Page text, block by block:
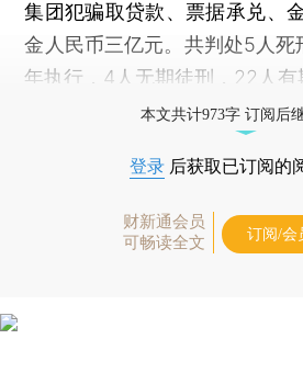
集团犯骗取贷款、票据承兑、
金人民币三亿元。共判处5人
年执行，4人无期徒刑，22人有
本文共计973字 订阅后
登录 后获取已订阅的
财新通会员
可畅读全文
订阅/会